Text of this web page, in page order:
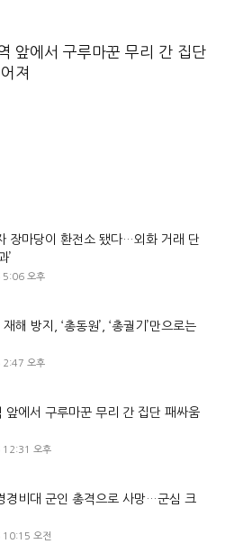
앞에서 구루마꾼 무리 간 집단
져
장마당이 환전소 됐다…외화 거래 단
’
오후
해 방지, ‘총동원’, ‘총궐기’만으로는
오후
앞에서 구루마꾼 무리 간 집단 패싸움
오후
경비대 군인 총격으로 사망…군심 크
오전